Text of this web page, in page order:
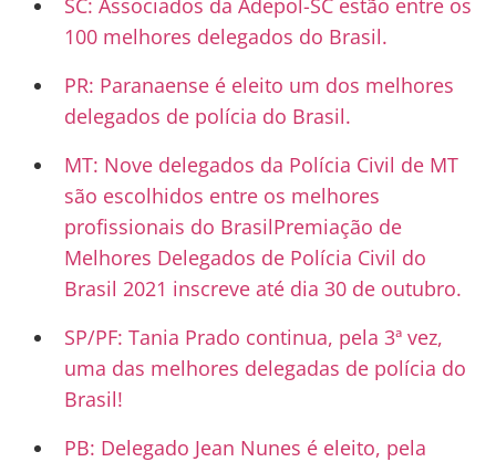
100 melhores delegados do Brasil.
PR: Paranaense é eleito um dos melhores
delegados de polícia do Brasil.
MT: Nove delegados da Polícia Civil de MT
são escolhidos entre os melhores
profissionais do BrasilPremiação de
Melhores Delegados de Polícia Civil do
Brasil 2021 inscreve até dia 30 de outubro.
SP/PF: Tania Prado continua, pela 3ª vez,
uma das melhores delegadas de polícia do
Brasil!
PB: Delegado Jean Nunes é eleito, pela